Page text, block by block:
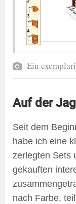
Ein
Auf der
Seit dem
habe ich eine
zerlegten Sets
gekauften
nach Farbe,